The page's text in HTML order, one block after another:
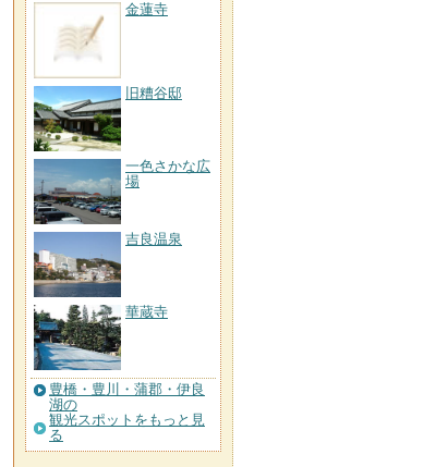
金蓮寺
旧糟谷邸
一色さかな広
場
吉良温泉
華蔵寺
豊橋・豊川・蒲郡・伊良
湖の
観光スポットをもっと見
る